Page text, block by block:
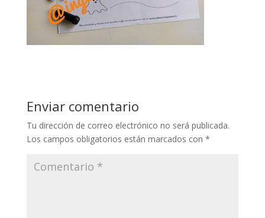
Enviar comentario
Tu dirección de correo electrónico no será publicada.
Los campos obligatorios están marcados con *